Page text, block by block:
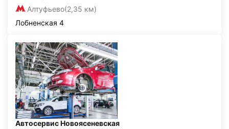
Алтуфьево(2,35 км)
Лобненская 4
Автосервис Новоясеневская